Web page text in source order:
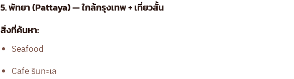
5. พัทยา (Pattaya) — ใกล้กรุงเทพ + เที่ยวสั้น
สิ่งที่ค้นหา:
Seafood
Cafe ริมทะเล